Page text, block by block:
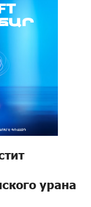
урана